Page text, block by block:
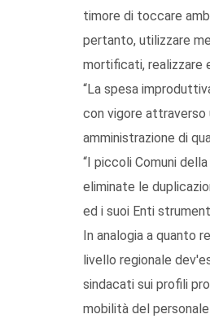
timore di toccare
pertanto, utilizzare
mortificati, realizzare
“La spesa
con vigore attraverso
amministrazione di
“I piccoli Comuni
eliminate le
ed i suoi Enti
In analogia a quanto
livello regionale
sindacati sui profili
mobilità del personale